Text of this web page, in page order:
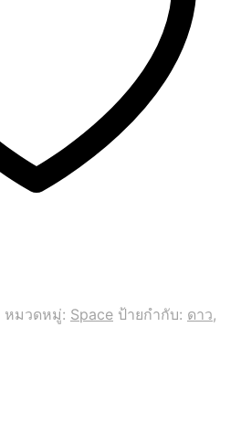
หมวดหมู่: Space ป้ายกำกับ: ดาว,